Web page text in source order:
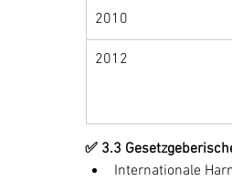
2010
2012
✅ 3.3
Internationale